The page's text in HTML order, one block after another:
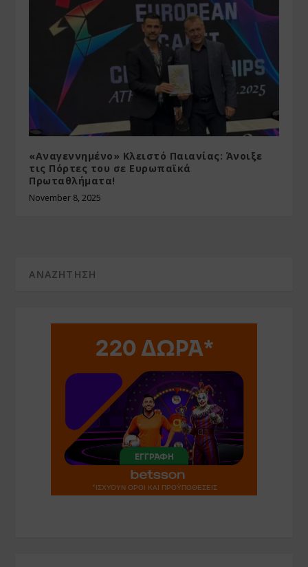
«Αναγεννημένο» Κλειστό Παιανίας: Άνοιξε
τις Πόρτες του σε Ευρωπαϊκά
Πρωταθλήματα!
November 8, 2025